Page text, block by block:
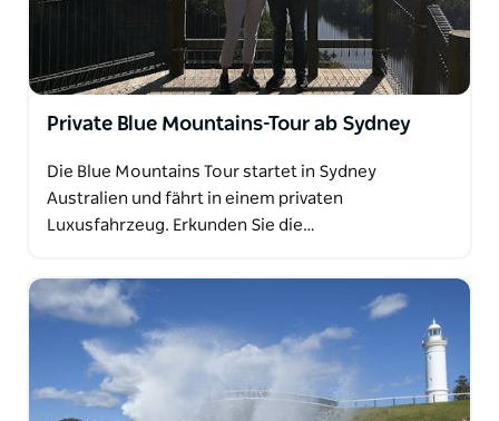
Private Blue Mountains-Tour ab Sydney
Die Blue Mountains Tour startet in Sydney
Australien und fährt in einem privaten
Luxusfahrzeug. Erkunden Sie die…